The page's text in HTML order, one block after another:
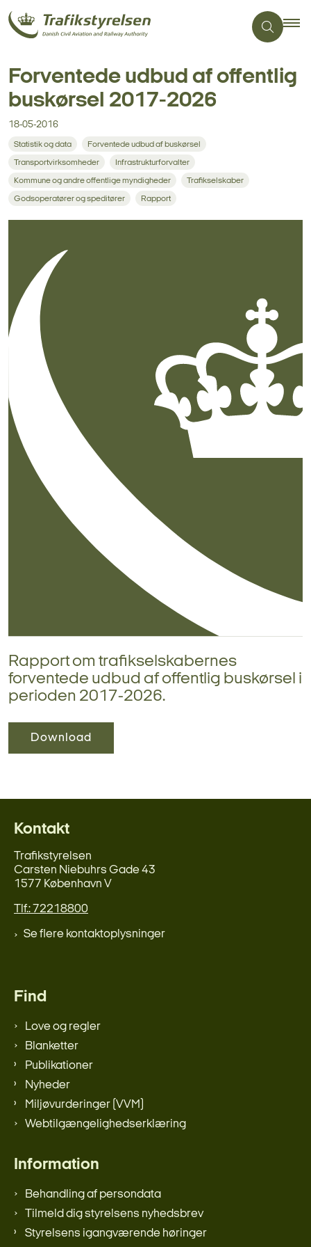
Forventede udbud af offentlig
buskørsel 2017-2026
18-05-2016
Statistik og data Forventede udbud af buskørsel
Transportvirksomheder Infrastrukturforvalter
Kommune og andre offentlige myndigheder Trafikselskaber
Godsoperatører og speditører Rapport
Rapport om trafikselskabernes
forventede udbud af offentlig buskørsel i
perioden 2017-2026.
Download
Kontakt
Trafikstyrelsen
Carsten Niebuhrs Gade 43
1577 København V
Tlf.: 72218800
Se flere kontaktoplysninger
Find
Love og regler
Blanketter
Publikationer
Nyheder
Miljøvurderinger (VVM)
Webtilgængelighedserklæring
Information
Behandling af persondata
Tilmeld dig styrelsens nyhedsbrev
Styrelsens igangværende høringer